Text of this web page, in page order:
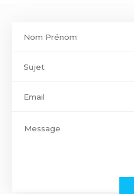
footer